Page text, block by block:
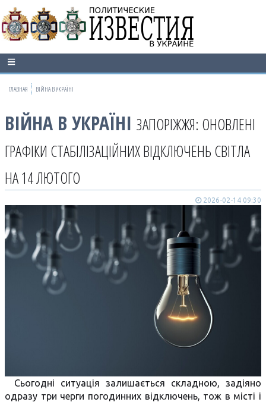
ГЛАВНАЯ ВІЙНА В УКРАЇНІ
ВІЙНА В УКРАЇНІ ЗАПОРІЖЖЯ: ОНОВЛЕНІ
ГРАФІКИ СТАБІЛІЗАЦІЙНИХ ВІДКЛЮЧЕНЬ СВІТЛА
НА 14 ЛЮТОГО
2026-02-14 09:30
Сьогодні ситуація залишається складною, задіяно
одразу три черги погодинних відключень, тож в місті і